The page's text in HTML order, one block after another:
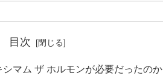
目次
マム ザ ホルモンが必要だったのか